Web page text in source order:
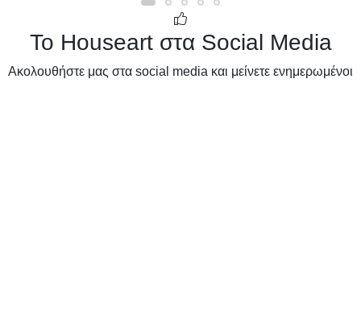
Το Houseart στα Social Media
Ακολουθήστε μας στα social media και μείνετε ενημερωμένοι